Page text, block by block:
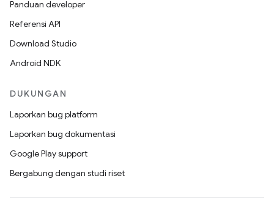
Panduan developer
Referensi API
Download Studio
Android NDK
DUKUNGAN
Laporkan bug platform
Laporkan bug dokumentasi
Google Play support
Bergabung dengan studi riset